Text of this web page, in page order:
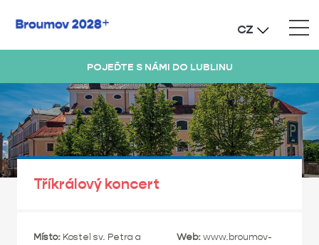
CZ
POJEĎTE S NÁMI DO LUBLINU
Tříkrálový koncert
Místo: Kostel sv. Petra a
Web:www.broumov-